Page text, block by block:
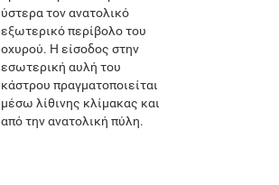
ύστερα τον ανατολικό
εξωτερικό περίβολο του
οχυρού. Η είσοδος στην
εσωτερική αυλή του
κάστρου πραγματοποιείται
μέσω λίθινης κλίμακας και
από την ανατολική πύλη.